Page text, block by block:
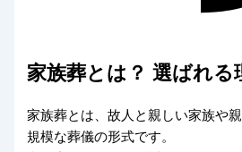
家族葬とは？ 選ばれる
家族葬とは、故人と親しい家族や
規模な葬儀の形式です。